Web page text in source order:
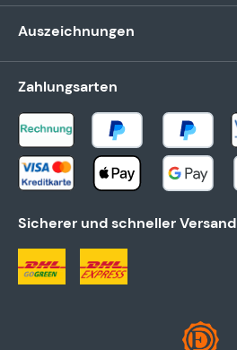
Auszeichnungen
Zahlungsarten
Sicherer und schneller Versand